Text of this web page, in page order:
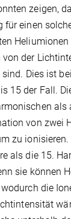
zeigen,
für einen
der
Dies ist
15 der Fall.
als
von zwei
zu
als die 15.
sie können
die